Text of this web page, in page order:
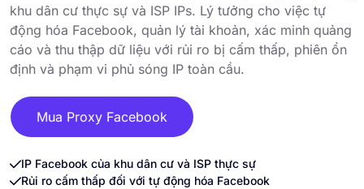
khu dân cư thực sự và ISP IPs. Lý tưởng cho việc tự
động hóa Facebook, quản lý tài khoản, xác minh quảng
cáo và thu thập dữ liệu với rủi ro bị cấm thấp, phiên ổn
định và phạm vi phủ sóng IP toàn cầu.
Mua Proxy Facebook
IP Facebook của khu dân cư và ISP thực sự
Rủi ro cấm thấp đối với tự động hóa Facebook